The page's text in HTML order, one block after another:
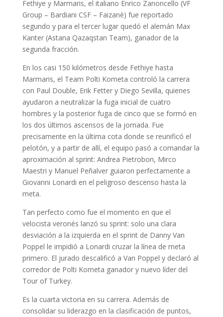
Fethiye y Marmaris, el italiano Enrico Zanoncello (VF
Group – Bardiani CSF – Faizanè) fue reportado
segundo y para el tercer lugar quedó el alemán Max
Kanter (Astana Qazaqstan Team), ganador de la
segunda fracción.
En los casi 150 kilómetros desde Fethiye hasta
Marmaris, el Team Polti Kometa controló la carrera
con Paul Double, Erik Fetter y Diego Sevilla, quienes
ayudaron a neutralizar la fuga inicial de cuatro
hombres y la posterior fuga de cinco que se formó en
los dos últimos ascensos de la jornada. Fue
precisamente en la última cota donde se reunificó el
pelotón, y a partir de allí, el equipo pasó a comandar la
aproximación al sprint: Andrea Pietrobon, Mirco
Maestri y Manuel Peñalver guiaron perfectamente a
Giovanni Lonardi en el peligroso descenso hasta la
meta.
Tan perfecto como fue el momento en que el
velocista veronés lanzó su sprint: solo una clara
desviación a la izquierda en el sprint de Danny Van
Poppel le impidió a Lonardi cruzar la línea de meta
primero. El jurado descalificó a Van Poppel y declaró al
corredor de Polti Kometa ganador y nuevo líder del
Tour of Turkey.
Es la cuarta victoria en su carrera. Además de
consolidar su liderazgo en la clasificación de puntos,